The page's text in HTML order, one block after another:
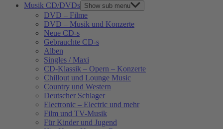
Musik CD/DVDs Show sub menu
DVD – Filme
DVD – Musik und Konzerte
Neue CD-s
Gebrauchte CD-s
Alben
Singles / Maxi
CD-Klassik – Opern – Konzerte
Chillout und Lounge Music
Country und Western
Deutscher Schlager
Electronic – Electric und mehr
Film und TV-Musik
Für Kinder und Jugend